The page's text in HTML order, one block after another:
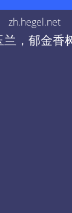
zh.hegel.net
兰，郁金香